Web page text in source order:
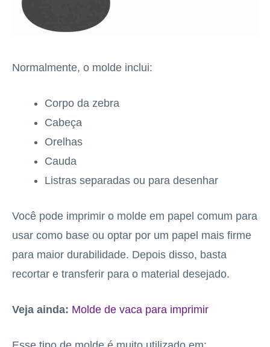
Normalmente, o molde inclui:
Corpo da zebra
Cabeça
Orelhas
Cauda
Listras separadas ou para desenhar
Você pode imprimir o molde em papel comum para
usar como base ou optar por um papel mais firme
para maior durabilidade. Depois disso, basta
recortar e transferir para o material desejado.
Veja ainda: Molde de vaca para imprimir